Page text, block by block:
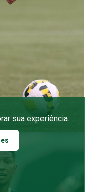
sua experiência.